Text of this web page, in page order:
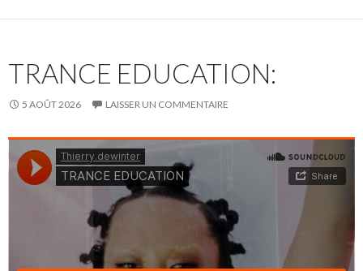
TRANCE EDUCATION:
5 AOÛT 2026 LAISSER UN COMMENTAIRE